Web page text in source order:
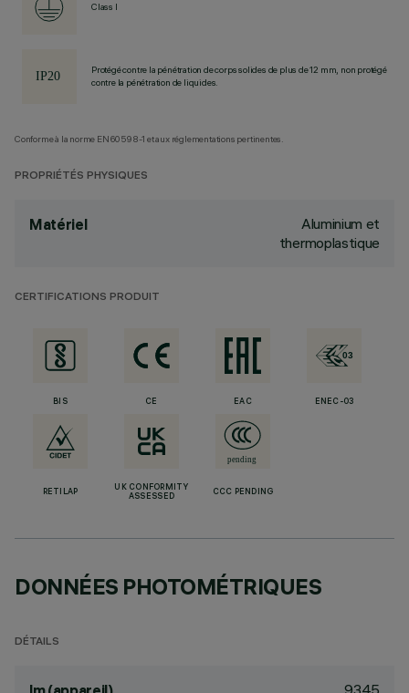
Class I
Protégé contre la pénétration de corps solides de plus de 12 mm, non protégé
contre la pénétration de liquides.
Conforme à la norme EN60598-1 et aux réglementations pertinentes.
PROPRIÉTÉS PHYSIQUES
Matériel
Aluminium et
thermoplastique
CERTIFICATIONS PRODUIT
BIS CE EAC ENEC-03
RETILAP
UK CONFORMITY
ASSESSED
CCC PENDING
DONNÉES PHOTOMÉTRIQUES
DÉTAILS
9345